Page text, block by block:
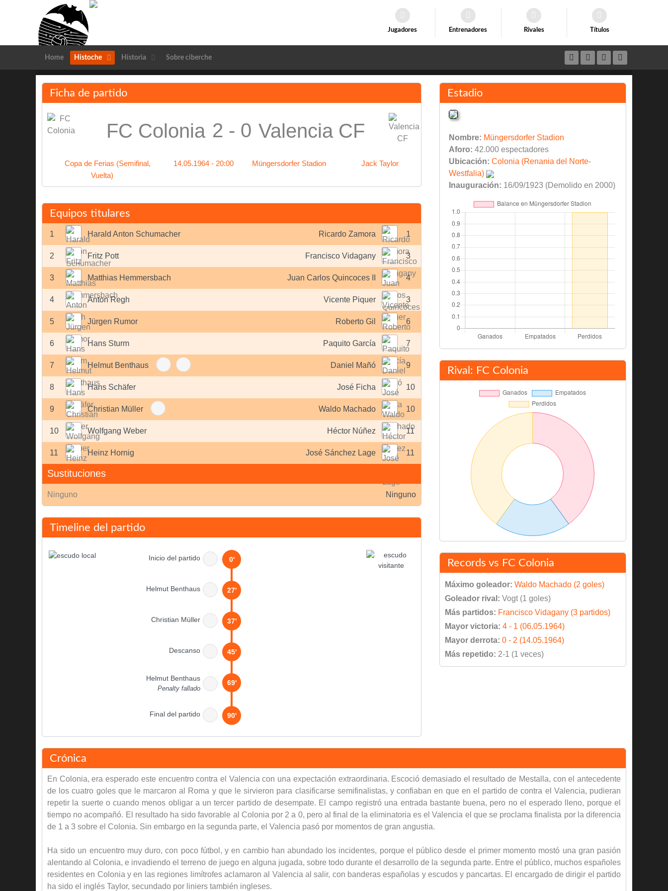
Jugadores Entrenadores Rivales Títulos
Home Histoche Historia Sobre ciberche
Ficha de partido
FC Colonia 2 - 0 Valencia CF
Copa de Ferias (Semifinal,
Vuelta)
14.05.1964 - 20:00 Müngersdorfer Stadion Jack Taylor
Equipos titulares
1 Harald Anton Schumacher
2 Fritz Pott
3 Matthias Hemmersbach
4 Anton Regh
5 Jürgen Rumor
6 Hans Sturm
7 Helmut Benthaus
8 Hans Schäfer
9 Christian Müller
10 Wolfgang Weber
11 Heinz Hornig
Sustituciones
Ninguno
1
Ricardo Zamora
3
Francisco Vidagany
4
Juan Carlos Quincoces II
3
Vicente Piquer
6
Roberto Gil
7
Paquito García
9
Daniel Mañó
10
José Ficha
10
Waldo Machado
11
Héctor Núñez
11
José Sánchez Lage
Ninguno
Timeline del partido
Inicio del partido 0'
Helmut Benthaus 27'
Christian Müller 37'
Descanso 45'
Helmut Benthaus
Penalty fallado
69'
Final del partido 90'
Estadio
Nombre: Müngersdorfer Stadion
Aforo: 42.000 espectadores
Ubicación: Colonia (Renania del Norte-
Westfalia)
Inauguración: 16/09/1923 (Demolido en 2000)
Rival: FC Colonia
Records vs FC Colonia
Máximo goleador: Waldo Machado (2 goles)
Goleador rival: Vogt (1 goles)
Más partidos: Francisco Vidagany (3 partidos)
Mayor victoria: 4 - 1 (06.05.1964)
Mayor derrota: 0 - 2 (14.05.1964)
Más repetido: 2-1 (1 veces)
Crónica
En Colonia, era esperado este encuentro contra el Valencia con una expectación extraordinaria. Escoció demasiado el resultado de Mestalla, con el antecedente
de los cuatro goles que le marcaron al Roma y que le sirvieron para clasificarse semifinalistas, y confiaban en que en el partido de contra el Valencia, pudieran
repetir la suerte o cuando menos obligar a un tercer partido de desempate. El campo registró una entrada bastante buena, pero no el esperado lleno, porque el
tiempo no acompañó. El resultado ha sido favorable al Colonia por 2 a 0, pero al final de la eliminatoria es el Valencia el que se proclama finalista por la diferencia
de 1 a 3 sobre el Colonia. Sin embargo en la segunda parte, el Valencia pasó por momentos de gran angustia.
Ha sido un encuentro muy duro, con poco fútbol, y en cambio han abundado los incidentes, porque el público desde el primer momento mostó una gran pasión
alentando al Colonia, e invadiendo el terreno de juego en alguna jugada, sobre todo durante el desarrollo de la segunda parte. Entre el público, muchos españoles
residentes en Colonia y en las regiones limítrofes aclamaron al Valencia al salir, con banderas españolas y escudos y pancartas. El encargado de dirigir el partido
ha sido el inglés Taylor, secundado por liniers también ingleses.